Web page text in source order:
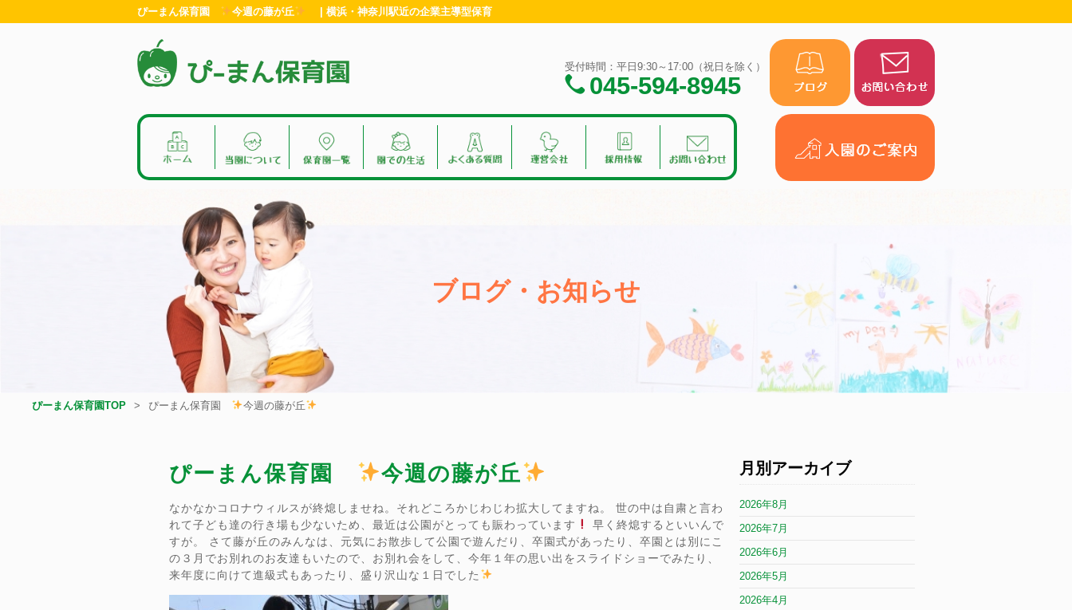
ぴーまん保育園 今週の藤が丘 | 横浜・神奈川駅近の企業主導型保育
受付時間：平日9:30～17:00（祝日を除く）
045-594-8945
ブログ・お知らせ
ぴーまん保育園TOP ぴーまん保育園 今週の藤が丘
ぴーまん保育園 今週の藤が丘
なかなかコロナウィルスが終熄しませね。それどころかじわじわ拡大してますね。 世の中は自粛と言わ
れて子ども達の行き場も少ないため、最近は公園がとっても賑わっています
早く終熄するといいんで
すが。 さて藤が丘のみんなは、元気にお散歩して公園で遊んだり、卒園式があったり、卒園とは別にこ
の３月でお別れのお友達もいたので、お別れ会をして、今年１年の思い出をスライドショーでみたり、
来年度に向けて進級式もあったり、盛り沢山な１日でした
月別アーカイブ
2026年8月
2026年7月
2026年6月
2026年5月
2026年4月